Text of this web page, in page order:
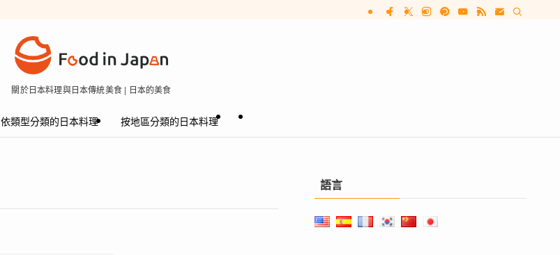
關於日本料理與日本傳統美食 | 日本的美食
依類型分類的日本料理 按地區分類的日本料理
語言